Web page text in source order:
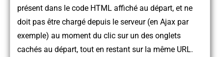
présent dans le code HTML affiché au départ, et ne
doit pas être chargé depuis le serveur (en Ajax par
exemple) au moment du clic sur un des onglets
cachés au départ, tout en restant sur la même URL.